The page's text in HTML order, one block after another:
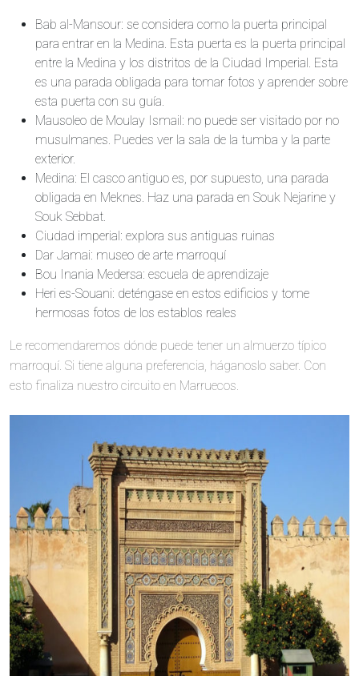
Bab al-Mansour: se considera como la puerta principal
para entrar en la Medina. Esta puerta es la puerta principal
entre la Medina y los distritos de la Ciudad Imperial. Esta
es una parada obligada para tomar fotos y aprender sobre
esta puerta con su guía.
Mausoleo de Moulay Ismail: no puede ser visitado por no
musulmanes. Puedes ver la sala de la tumba y la parte
exterior.
Medina: El casco antiguo es, por supuesto, una parada
obligada en Meknes. Haz una parada en Souk Nejarine y
Souk Sebbat.
Ciudad imperial: explora sus antiguas ruinas
Dar Jamai: museo de arte marroquí
Bou Inania Medersa: escuela de aprendizaje
Heri es-Souani: deténgase en estos edificios y tome
hermosas fotos de los establos reales
Le recomendaremos dónde puede tener un almuerzo típico
marroquí. Si tiene alguna preferencia, háganoslo saber. Con
esto finaliza nuestro circuito en Marruecos.